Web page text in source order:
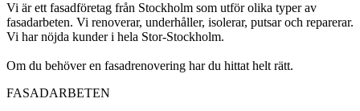
Vi är ett fasadföretag från Stockholm som utför olika typer av
fasadarbeten. Vi renoverar, underhåller, isolerar, putsar och reparerar.
Vi har nöjda kunder i hela Stor-Stockholm.
Om du behöver en fasadrenovering har du hittat helt rätt.
FASADARBETEN